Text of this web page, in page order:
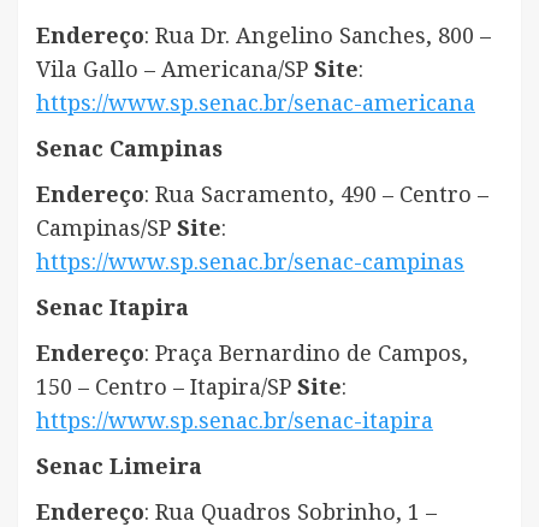
Endereço: Rua Dr. Angelino Sanches, 800 –
Vila Gallo – Americana/SP Site:
https://www.sp.senac.br/senac-americana
Senac Campinas
Endereço: Rua Sacramento, 490 – Centro –
Campinas/SP Site:
https://www.sp.senac.br/senac-campinas
Senac Itapira
Endereço: Praça Bernardino de Campos,
150 – Centro – Itapira/SP Site:
https://www.sp.senac.br/senac-itapira
Senac Limeira
Endereço: Rua Quadros Sobrinho, 1 –